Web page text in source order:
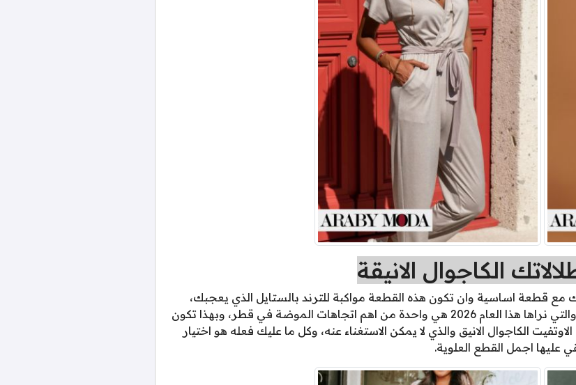
الكاجوال الانيقة
مع قطعة اساسية وان تكون هذه القطعة مواكبة للترند بالستايل الذي يعجبك،
بالتاكيد عرفت اننا نتحدث عن الجينزات، والتي نراها هذا العام 2026 هي واحدة من اهم اتجاهات الموضة في قطر، وبهذا تكون
الكاجوال الانيق والذي لا يمكن الاستغناء عنه، وكل ما عليك فعله هو اختيار
اجمل القطع العلوية.